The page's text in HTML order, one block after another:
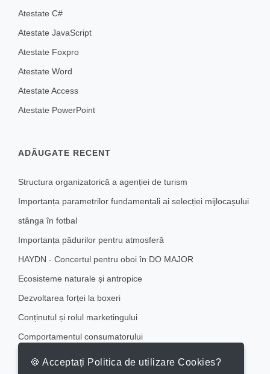
Atestate C#
Atestate JavaScript
Atestate Foxpro
Atestate Word
Atestate Access
Atestate PowerPoint
ADĂUGATE RECENT
Structura organizatorică a agenției de turism
Importanța parametrilor fundamentali ai selecției mijlocașului
stânga în fotbal
Importanța pădurilor pentru atmosferă
HAYDN - Concertul pentru oboi în DO MAJOR
Ecosisteme naturale și antropice
Dezvoltarea forței la boxeri
Conținutul și rolul marketingului
Comportamentul consumatorului
🍪 Acceptați Politica de utilizare Cookies?